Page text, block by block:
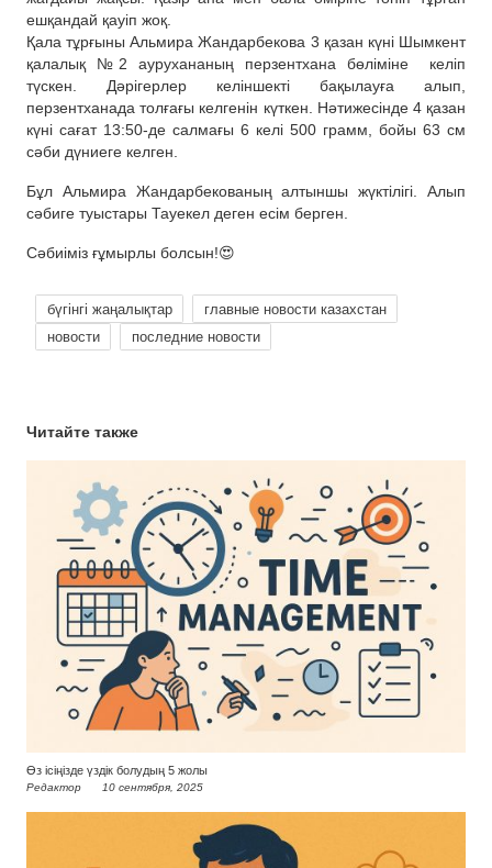
ешқандай қауіп жоқ.
Қала тұрғыны Альмира Жандарбекова 3 қазан күні Шымкент
қалалық №2 аурухананың перзентхана бөліміне келіп
түскен. Дәрігерлер келіншекті бақылауға алып,
перзентханада толғағы келгенін күткен. Нәтижесінде 4 қазан
күні сағат 13:50-де салмағы 6 келі 500 грамм, бойы 63 см
сәби дүниеге келген.
Бұл Альмира Жандарбекованың алтыншы жүктілігі. Алып
сәбиге туыстары Тауекел деген есім берген.
Сәбиіміз ғұмырлы болсын!😍
бүгінгі жаңалықтар
главные новости казахстан
новости
последние новости
Читайте также
Өз ісіңізде үздік болудың 5 жолы
Редактор 10 сентября, 2025